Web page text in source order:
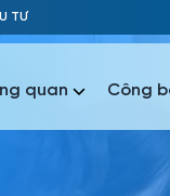
TƯ
quan Công